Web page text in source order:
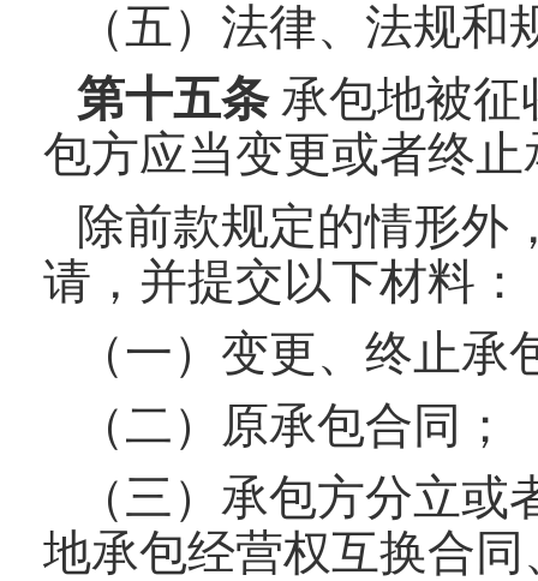
（五）法律、法规
第十五条承包地被征
包方应当变更或者终
除前款规定的情形外
请，并提交以下材料：
（一）变更、终止
（二）原承包合同；
（三）承包方分立
地承包经营权互换合